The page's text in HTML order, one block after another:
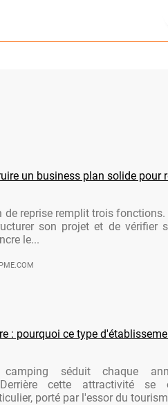
un business plan solide pour
de reprise remplit trois
son projet et de vérifier
le...
: pourquoi ce type
camping séduit chaque
Derrière cette attractivité
porté par l'essor du